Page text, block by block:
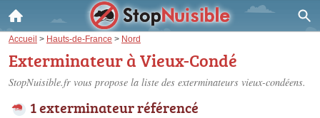
Accueil > Hauts-de-France > Nord
Exterminateur à Vieux-Condé
StopNuisible.fr vous propose la liste des exterminateurs vieux-condéens.
1 exterminateur référencé